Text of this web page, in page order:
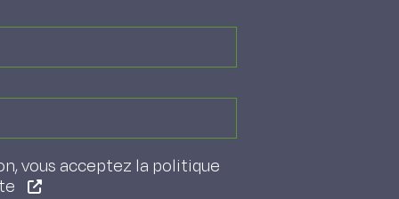
vous acceptez la politique